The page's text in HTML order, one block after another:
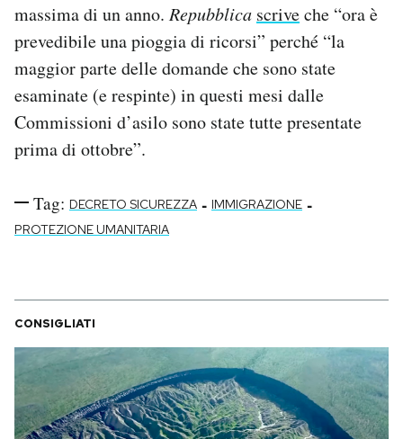
massima di un anno. Repubblica scriveche “ora è
prevedibile una pioggia di ricorsi” perché “la
maggior parte delle domande che sono state
esaminate (e respinte) in questi mesi dalle
Commissioni d’asilo sono state tutte presentate
prima di ottobre”.
Tag: DECRETO SICUREZZA - IMMIGRAZIONE -
PROTEZIONE UMANITARIA
CONSIGLIATI